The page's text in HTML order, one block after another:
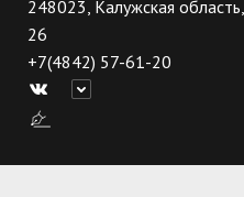
248023, Калужская область,
26
+7(4842) 57-61-20